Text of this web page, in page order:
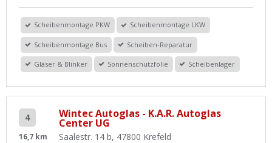
Scheibenmontage PKW Scheibenmontage LKW
Scheibenmontage Bus Scheiben-Reparatur
Gläser & Blinker Sonnenschutzfolie Scheibenlager
4
16,7 km
Wintec Autoglas - K.A.R. Autoglas
Center UG
Saalestr. 14 b, 47800 Krefeld